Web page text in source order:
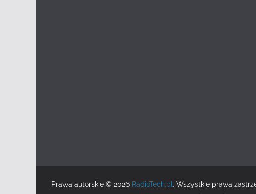
Prawa autorskie © 2026 RadioTech.pl . Wszystkie prawa